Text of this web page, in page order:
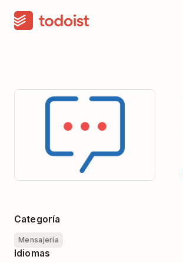
Categoría
Mensajería
Idiomas